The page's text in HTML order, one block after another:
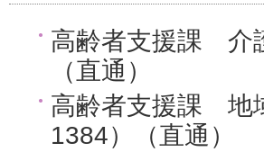
高齢者支援課 介
（直通）
高齢者支援課 地
1384）（直通）